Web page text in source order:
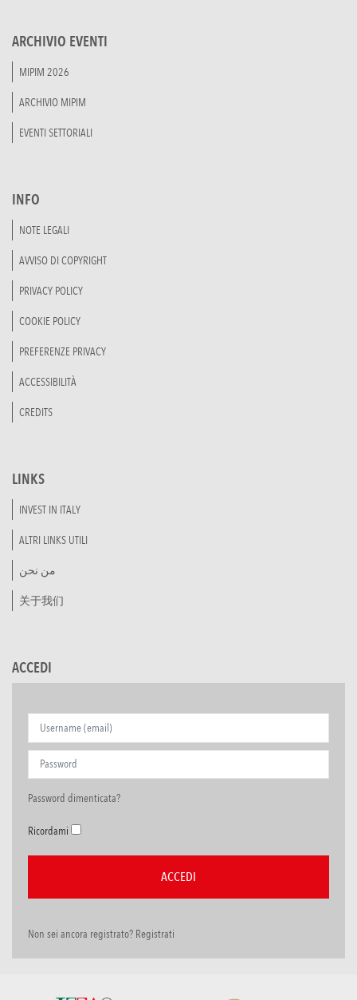
ARCHIVIO EVENTI
MIPIM 2026
ARCHIVIO MIPIM
EVENTI SETTORIALI
INFO
NOTE LEGALI
AVVISO DI COPYRIGHT
PRIVACY POLICY
COOKIE POLICY
PREFERENZE PRIVACY
ACCESSIBILITÀ
CREDITS
LINKS
INVEST IN ITALY
ALTRI LINKS UTILI
من نحن
关于我们
ACCEDI
Password dimenticata?
Ricordami
Non sei ancora registrato? Registrati